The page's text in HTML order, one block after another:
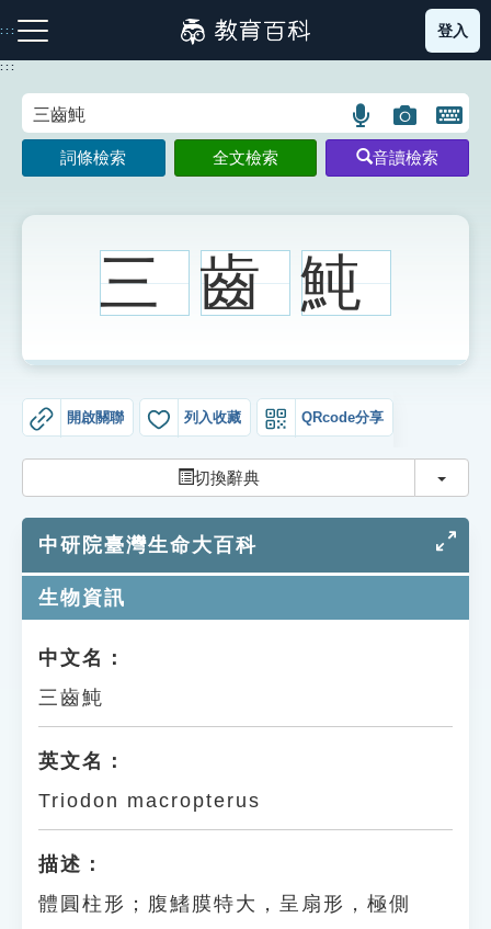
到
主
:::
注音索引圖示 筆畫索引圖示 部首索引表圖示
生字詞彙表
知識索引
單字索引
遊戲專區
教學應用
貓頭鷹博士
登入
:::
語
言
搜
示
圖
片
搜
開
鍵
圖
詞條檢索 全文檢索 音讀檢索
三 齒 魨
開啟關聯 列入收藏 QRcode分享
切換辭典 切換
中研院臺灣生命大百科
生物資訊
中文名：
三齒魨
英文名：
Triodon macropterus
描述：
體圓柱形；腹鰭膜特大，呈扇形，極側